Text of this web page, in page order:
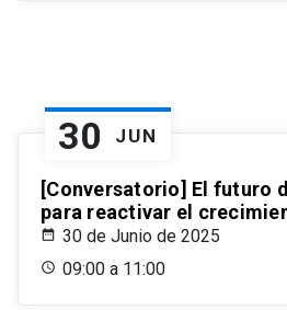
30 JUN
[Conversatorio] El futuro
para reactivar el
30 de Junio de 2025
09:00 a 11:00